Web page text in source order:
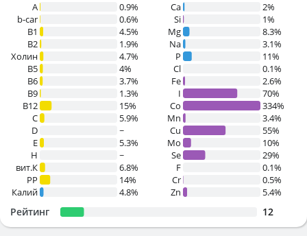
A
0.9%
b-car
0.6%
В1
4.5%
B2
1.9%
Холин
4.7%
B5
4%
B6
3.7%
B9
1.3%
B12
15%
C
5.9%
D
~
E
5.3%
H
~
вит.К
6.8%
PP
14%
Калий
4.8%
Ca
2%
Si
1%
Mg
8.3%
Na
3.1%
P
11%
Cl
0.1%
Fe
2.6%
I
70%
Co
334%
Mn
3.4%
Cu
55%
Mo
10%
Se
29%
F
0.1%
Cr
0.5%
Zn
5.4%
Рейтинг 12